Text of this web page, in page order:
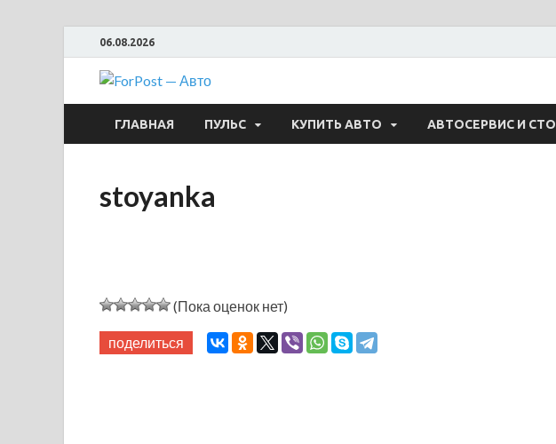
06.08.2026
ForPost — Авто
ГЛАВНАЯ ПУЛЬС КУПИТЬ АВТО АВТОСЕРВИС И СТО
stoyanka
(Пока оценок нет)
поделиться